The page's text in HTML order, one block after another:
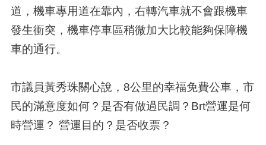
道，機車專用道在靠內，右轉汽車就不會跟機車
發生衝突，機車停車區稍微加大比較能夠保障機
車的通行。
市議員黃秀珠關心說，8公里的幸福免費公車，市
民的滿意度如何？是否有做過民調？Brt營運是何
時營運？ 營運目的？是否收票？